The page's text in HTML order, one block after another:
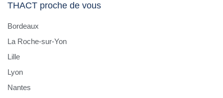
THACT proche de vous
Bordeaux
La Roche-sur-Yon
Lille
Lyon
Nantes